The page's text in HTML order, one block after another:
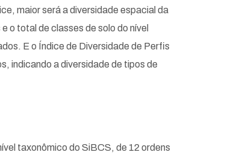
maior será a diversidade espacial da
o total de classes de solo do nível
E o Índice de Diversidade de Perfis
indicando a diversidade de tipos de
taxonômico do SiBCS, de 12 ordens